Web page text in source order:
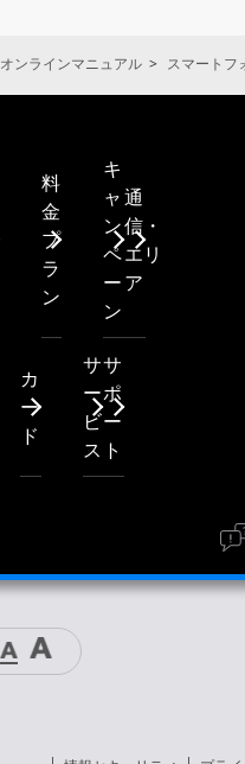
オンラインマニュアル スマートフ
料
金
プ
ラ
ン
キ
ャ
ン
ペ
ー
ン
通
信・
エリ
ア
カ
ー
ド
サ
ー
ビ
ス
サ
ポ
ー
ト